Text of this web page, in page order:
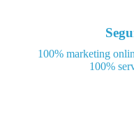
100% marketing
100%